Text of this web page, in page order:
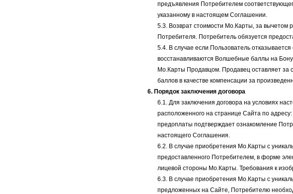
предъявления Потребителем
указанному в настоящем Соглашении.
5.3. Возврат стоимости Мо.Карты, за вычетом
Потребителя. Потребитель обязуется
5.4. В случае если Пользователь
восстанавливаются Волшебные баллы на
Мо.Карты Продавцом. Продавец оставляет
баллов в качестве компенсации за
6. Порядок заключения договора
6.1. Для заключения договора на условиях
расположенного на странице Сайта по адресу:
предоплаты подтверждает ознакомление
настоящего Соглашения.
6.2. В случае приобретения Мо.Карты с
предоставленного Потребителем, в форме
лицевой стороны Мо.Карты. Требования к
6.3. В случае приобретения Мо.Карты с
предложенных на Сайте, Потребителю